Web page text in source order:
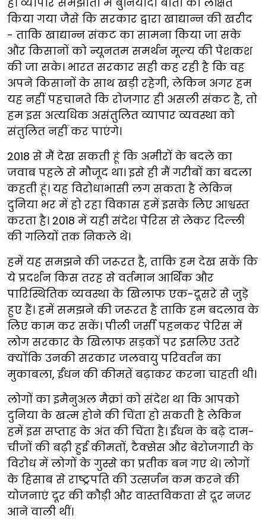
किया गया जैसे कि सरकार द्वारा खाद्यान्न की खरीद
- ताकि खाद्यान्न संकट का सामना किया जा सके
और किसानों को न्यूनतम समर्थन मूल्य की पेशकश
की जा सके। भारत सरकार सही कह रही है कि वह
अपने किसानों के साथ खड़ी रहेगी, लेकिन अगर हम
यह नहीं पहचानते कि रोजगार ही असली संकट है, तो
हम इस अत्यधिक असंतुलित व्यापार व्यवस्था को
संतुलित नहीं कर पाएंगे।
2018 से मैं देख सकती हूं कि अमीरों के बदले का
जवाब पहले से मौजूद था। इसे ही मैं गरीबों का बदला
कहती हूं। यह विरोधाभासी लग सकता है लेकिन
दुनिया भर में हो रहा विकास हमें इसके लिए आश्वस्त
करता है। 2018 में यही संदेश पेरिस से लेकर दिल्ली
की गलियों तक निकले थे।
हमें यह समझने की जरूरत है, ताकि हम देख सकें कि
ये प्रदर्शन किस तरह से वर्तमान आर्थिक और
पारिस्थितिक व्यवस्था के खिलाफ एक-दूसरे से जुड़े
हुए हैं। हमें समझने की जरूरत है ताकि हम बदलाव के
लिए काम कर सकें। पीली जर्सी पहनकर पेरिस में
लोग सरकार के खिलाफ सड़कों पर इसलिए उतरे
क्योंकि उनकी सरकार जलवायु परिवर्तन का
मुकाबला, ईंधन की कीमतें बढ़ाकर करना चाहती थी।
लोगों का इमैनुअल मैक्रां को संदेश था कि आपको
दुनिया के खत्म होने की चिंता हो सकती है लेकिन
हमें इस सप्ताह के अंत की चिंता है। ईंधन के बढ़े दाम-
चीजों की बढ़ी हुई कीमतों, टैक्सेस और बेरोजगारी के
विरोध में लोगों के गुस्से का प्रतीक बन गए थे। लोगों
के हिसाब से राष्ट्रपति की उत्सर्जन कम करने की
योजनाएं दूर की कौड़ी और वास्तविकता से दूर नजर
आने वाली थीं।